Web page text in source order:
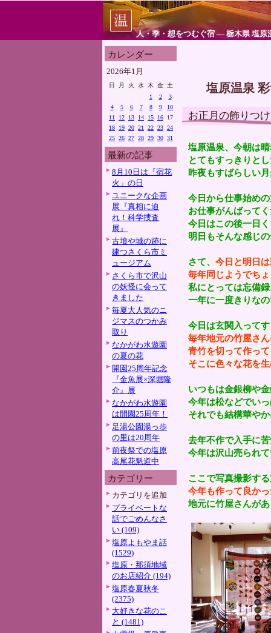
人・季・想をつむぐ宿 ― 栃木県 塩原
カレンダー
2026年1月
日 月 火 水 木 金
土
1
2
3
4
5 6 7 8 9
10
11
12 13 14 15 16
17
18
19 20 21 22 23 24
25 26 27 28 29 30 31
最新の記事
8月10日は『宿花
火」の日
ユニークな企画
展『真相に迫
れ！科学捜査
展』
古墳や城の跡に
建つさくら市ミ
ュージアム
さくら市で沢山
の妖怪に会って
きました
毎夏大人気のニ
ジマスのつかみ
取り
なかがわ水遊園
の夏の花
開園25周年記念
『金魚展×深堀隆
介』展
なかがわ水遊園
は開園25周年！
足湯公園湯っ歩
の里は20周年
前夜祭での塩原
高尾花魁道中
カテゴリー
カテゴリを追加
プライベートな
話でごめんなさ
い (109)
塩原よもやま話
(1529)
塩原・那須地域
のお店紹介 (194)
塩原春夏秋冬
(2375)
大好きな花のこ
と (1481)
塩原温泉
お正月の飾りつ
塩原温泉、今朝は
とてもすっきりと
昨夜もすばらしい
今日から仕事始め
お仕事がんばって
今日はこの後一日
明日もそんな感じ
さて、 今日と明日
毎年同じようでち
私にとっては忘備
一年に一度きりな
今日は玄関入って
毎年地元の竹屋さ
青竹を切って作っ
そこに色々な花を
いつもは金銀柳や
今年は松などでい
それでも結構華や
去年不作で入手に
今年は沢山売られ
ここで写真撮影す
今年も作って良か
地元に竹屋さんが